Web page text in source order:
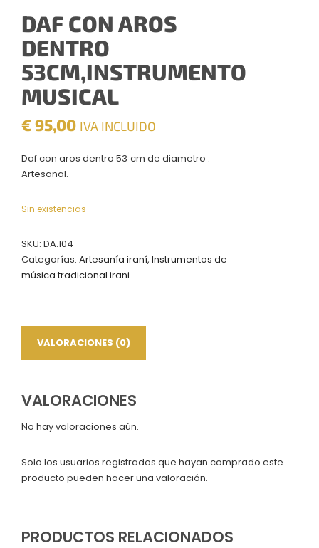
DAF CON AROS
DENTRO
53CM,INSTRUMENTO
MUSICAL
€95,00 IVA INCLUIDO
Daf con aros dentro 53 cm de diametro .
Artesanal.
Sin existencias
SKU: DA.104
Categorías: Artesanía iraní, Instrumentos de
música tradicional irani
VALORACIONES (0)
VALORACIONES
No hay valoraciones aún.
Solo los usuarios registrados que hayan comprado este
producto pueden hacer una valoración.
PRODUCTOS RELACIONADOS